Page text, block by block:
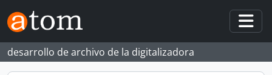
Skip to main content
desarrollo de archivo de la digitalizadora